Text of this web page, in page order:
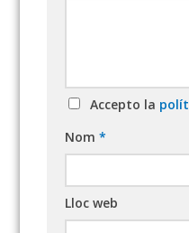
Accepto la
Nom *
Lloc web